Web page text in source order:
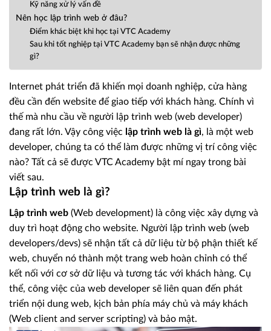
Kỹ năng xử lý vấn đề
Nên học lập trình web ở đâu?
Điểm khác biệt khi học tại VTC Academy
Sau khi tốt nghiệp tại VTC Academy bạn sẽ nhận được những
gì?
Internet phát triển đã khiến mọi doanh nghiệp, cửa hàng
đều cần đến website để giao tiếp với khách hàng. Chính vì
thế mà nhu cầu về người lập trình web (web developer)
đang rất lớn. Vậy công việc lập trình web là gì, là một web
developer, chúng ta có thể làm được những vị trí công việc
nào? Tất cả sẽ được VTC Academy bật mí ngay trong bài
viết sau.
Lập trình web là gì?
Lập trình web (Web development) là công việc xây dựng và
duy trì hoạt động cho website. Người lập trình web (web
developers/devs) sẽ nhận tất cả dữ liệu từ bộ phận thiết kế
web, chuyển nó thành một trang web hoàn chỉnh có thể
kết nối với cơ sở dữ liệu và tương tác với khách hàng. Cụ
thể, công việc của web developer sẽ liên quan đến phát
triển nội dung web, kịch bản phía máy chủ và máy khách
(Web client and server scripting) và bảo mật.